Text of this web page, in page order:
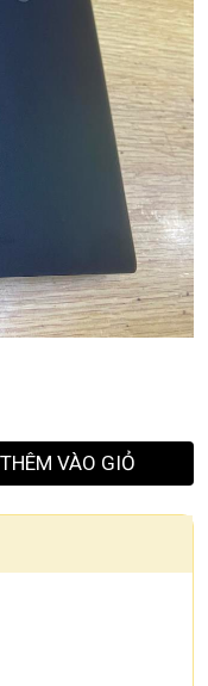
THÊM VÀO GIỎ